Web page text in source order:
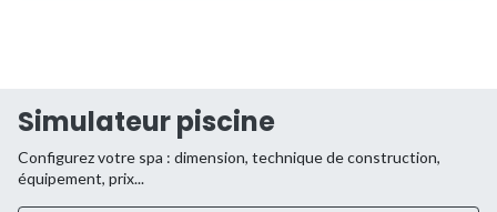
Simulateur piscine
Configurez votre spa : dimension, technique de construction,
équipement, prix...